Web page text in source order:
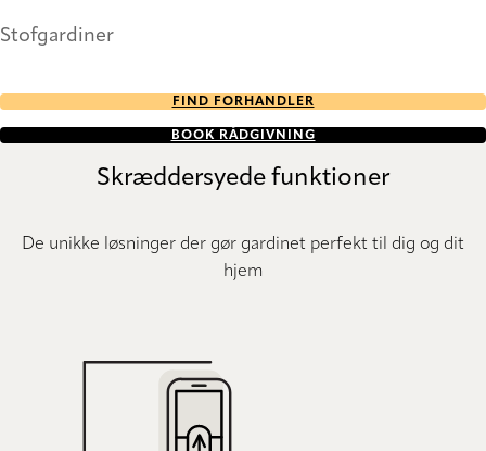
Stofgardiner
FIND FORHANDLER
BOOK RÅDGIVNING
Skræddersyede funktioner
De unikke løsninger der gør gardinet perfekt til dig og dit
hjem